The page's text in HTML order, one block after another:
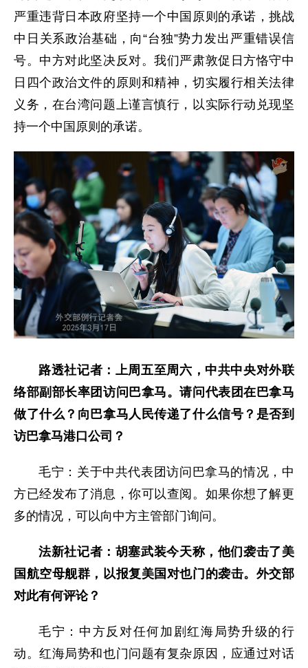
严重违背日本政府坚持一个中国原则的承诺，挑战
中日关系政治基础，向“台独”势力发出严重错误信
号。中方对此坚决反对。我们严肃敦促日方恪守中
日四个政治文件的原则和精神，切实履行相关法律
义务，在台湾问题上谨言慎行，以实际行动兑现坚
持一个中国原则的承诺。
路透社记者：上周五至周六，中共中央对外联
络部副部长率团访问巴拿马。请问代表团在巴拿马
做了什么？向巴拿马人民传递了什么信号？是否到
访巴拿马港口公司？
毛宁：关于中共代表团访问巴拿马的情况，中
方已经发布了消息，你可以查阅。如果你想了解更
多的情况，可以向中方主管部门询问。
法新社记者：胡塞武装今天称，他们袭击了美
国航空母舰群，以报复美国对也门的袭击。外交部
对此有何评论？
毛宁：中方反对任何加剧红海局势升级的行
动。红海局势和也门问题有复杂原因，应通过对话